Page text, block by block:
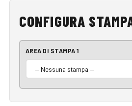
CONFIGURA
AREA DI STAMPA 1